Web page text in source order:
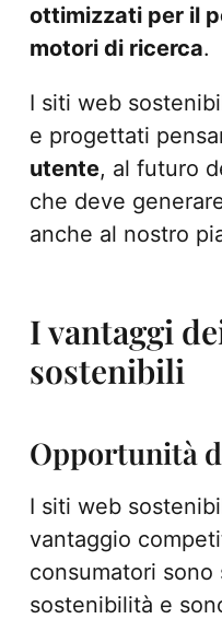
ottimizzati per il
motori di ricerca.
I siti web
e progettati
utente, al futuro
che deve
anche al nostro
I vantaggi
sostenibili
Opportunità
I siti web
vantaggio
consumatori
sostenibilità e